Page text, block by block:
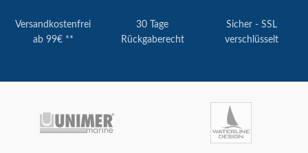
Versandkostenfrei
ab 99€ **
30 Tage
Rückgaberecht
Sicher - SSL
verschlüsselt